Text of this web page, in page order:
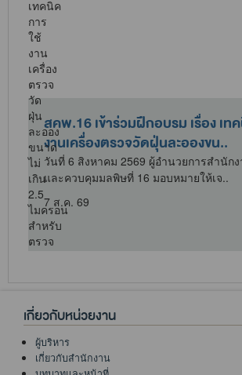
สคพ.16 เข้าร่วมฝึกอบรม เรื่อง เท
งานเครื่องตรวจวัดฝุ่นละอองขน..
วันที่ 6 สิงหาคม 2569 ผู้อำนวยการสำนัก
และควบคุมมลพิษที่ 16 มอบหมายให้เจ..
7 ส.ค. 69
เกี่ยวกับหน่วยงาน
ผู้บริหาร
เกี่ยวกับสำนักงาน